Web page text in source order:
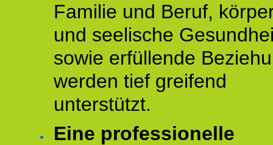
Familie und Beruf,
und seelische
sowie erfüllende
werden tief greifend
unterstützt.
Eine professionelle